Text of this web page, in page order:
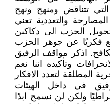
تتناقض ومنهج ونهج
والتعددية تعني
الحزب الى دكاكين
فكريًا عن جوهر الحزب
اذكر مواقف الرفيق
وتأكيده اننا نعم
المطلقة لتعدد الافكار
في داخل الهيئات
ولكن لن نسمح ابدًا